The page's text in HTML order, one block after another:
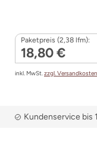
Paketpreis (2,38 lfm):
18,80 €
inkl. MwSt.zzgl. Versandkosten
Kundenservice bis